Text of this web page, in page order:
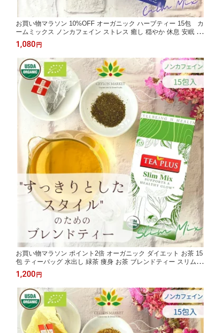
お買い物マラソン 10%OFF オーガニック ハーブティー 15包 カ
ームミックス ノンカフェイン ストレス 癒し 穏やか 休息 安眠 リ
ラックス 1000円 ティーバッグ ギフト 不眠 ブレンド茶 カモミー
ル ラベンダー レモングラス ルイボス茶 送料無料 自律神経 クー
ポンあり
1,080円
お買い物マラソン ポイント2倍 オーガニック ダイエット お茶 15
包 ティーバッグ 水出し 緑茶 痩身 お茶 ブレンドティー スリムミ
ックス 有機 健康 ギフト プレゼント ガルシニア 脂肪燃焼 温活 冷
え性 シナモン プレゼント ヨガ アーユルヴェーダ かわいい 送料
無料
1,200円